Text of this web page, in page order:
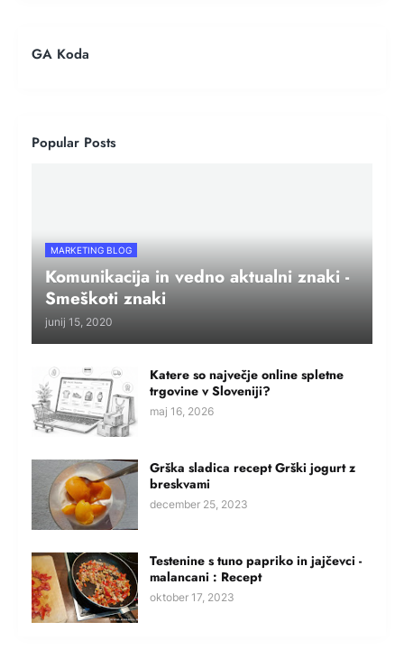
GA Koda
Popular Posts
MARKETING BLOG
Komunikacija in vedno aktualni znaki -
Smeškoti znaki
junij 15, 2020
Katere so največje online spletne
trgovine v Sloveniji?
maj 16, 2026
Grška sladica recept Grški jogurt z
breskvami
december 25, 2023
Testenine s tuno papriko in jajčevci -
malancani : Recept
oktober 17, 2023